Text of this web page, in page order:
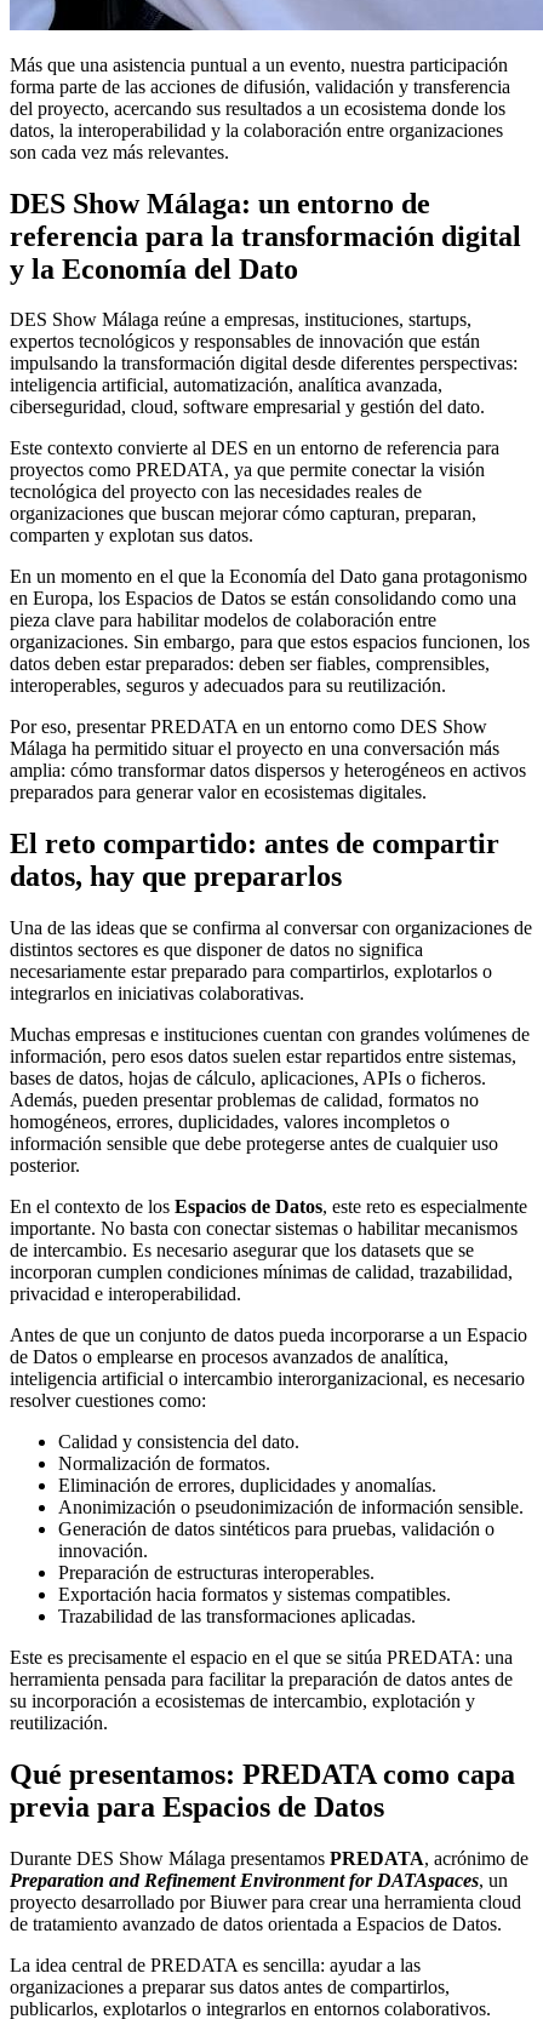
Más que una asistencia puntual a un evento, nuestra participación
forma parte de las acciones de difusión, validación y transferencia
del proyecto, acercando sus resultados a un ecosistema donde los
datos, la interoperabilidad y la colaboración entre organizaciones
son cada vez más relevantes.
DES Show Málaga: un entorno de
referencia para la transformación digital
y la Economía del Dato
DES Show Málaga reúne a empresas, instituciones, startups,
expertos tecnológicos y responsables de innovación que están
impulsando la transformación digital desde diferentes perspectivas:
inteligencia artificial, automatización, analítica avanzada,
ciberseguridad, cloud, software empresarial y gestión del dato.
Este contexto convierte al DES en un entorno de referencia para
proyectos como PREDATA, ya que permite conectar la visión
tecnológica del proyecto con las necesidades reales de
organizaciones que buscan mejorar cómo capturan, preparan,
comparten y explotan sus datos.
En un momento en el que la Economía del Dato gana protagonismo
en Europa, los Espacios de Datos se están consolidando como una
pieza clave para habilitar modelos de colaboración entre
organizaciones. Sin embargo, para que estos espacios funcionen, los
datos deben estar preparados: deben ser fiables, comprensibles,
interoperables, seguros y adecuados para su reutilización.
Por eso, presentar PREDATA en un entorno como DES Show
Málaga ha permitido situar el proyecto en una conversación más
amplia: cómo transformar datos dispersos y heterogéneos en activos
preparados para generar valor en ecosistemas digitales.
El reto compartido: antes de compartir
datos, hay que prepararlos
Una de las ideas que se confirma al conversar con organizaciones de
distintos sectores es que disponer de datos no significa
necesariamente estar preparado para compartirlos, explotarlos o
integrarlos en iniciativas colaborativas.
Muchas empresas e instituciones cuentan con grandes volúmenes de
información, pero esos datos suelen estar repartidos entre sistemas,
bases de datos, hojas de cálculo, aplicaciones, APIs o ficheros.
Además, pueden presentar problemas de calidad, formatos no
homogéneos, errores, duplicidades, valores incompletos o
información sensible que debe protegerse antes de cualquier uso
posterior.
En el contexto de los Espacios de Datos, este reto es especialmente
importante. No basta con conectar sistemas o habilitar mecanismos
de intercambio. Es necesario asegurar que los datasets que se
incorporan cumplen condiciones mínimas de calidad, trazabilidad,
privacidad e interoperabilidad.
Antes de que un conjunto de datos pueda incorporarse a un Espacio
de Datos o emplearse en procesos avanzados de analítica,
inteligencia artificial o intercambio interorganizacional, es necesario
resolver cuestiones como:
Calidad y consistencia del dato.
Normalización de formatos.
Eliminación de errores, duplicidades y anomalías.
Anonimización o pseudonimización de información sensible.
Generación de datos sintéticos para pruebas, validación o
innovación.
Preparación de estructuras interoperables.
Exportación hacia formatos y sistemas compatibles.
Trazabilidad de las transformaciones aplicadas.
Este es precisamente el espacio en el que se sitúa PREDATA: una
herramienta pensada para facilitar la preparación de datos antes de
su incorporación a ecosistemas de intercambio, explotación y
reutilización.
Qué presentamos: PREDATA como capa
previa para Espacios de Datos
Durante DES Show Málaga presentamos PREDATA, acrónimo de
Preparation and Refinement Environment for DATAspaces, un
proyecto desarrollado por Biuwer para crear una herramienta cloud
de tratamiento avanzado de datos orientada a Espacios de Datos.
La idea central de PREDATA es sencilla: ayudar a las
organizaciones a preparar sus datos antes de compartirlos,
publicarlos, explotarlos o integrarlos en entornos colaborativos.